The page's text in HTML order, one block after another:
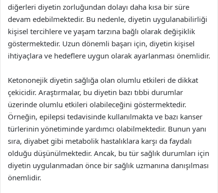
diğerleri diyetin zorluğundan dolayı daha kısa bir süre
devam edebilmektedir. Bu nedenle, diyetin uygulanabilirliği
kişisel tercihlere ve yaşam tarzına bağlı olarak değişiklik
göstermektedir. Uzun dönemli başarı için, diyetin kişisel
ihtiyaçlara ve hedeflere uygun olarak ayarlanması önemlidir.
Ketononejik diyetin sağlığa olan olumlu etkileri de dikkat
çekicidir. Araştırmalar, bu diyetin bazı tıbbi durumlar
üzerinde olumlu etkileri olabileceğini göstermektedir.
Örneğin, epilepsi tedavisinde kullanılmakta ve bazı kanser
türlerinin yönetiminde yardımcı olabilmektedir. Bunun yanı
sıra, diyabet gibi metabolik hastalıklara karşı da faydalı
olduğu düşünülmektedir. Ancak, bu tür sağlık durumları için
diyetin uygulanmadan önce bir sağlık uzmanına danışılması
önemlidir.